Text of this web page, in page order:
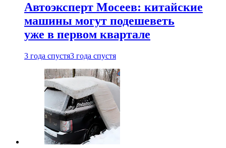
Автоэксперт Мосеев: китайские
машины могут подешеветь
уже в первом квартале
3 года спустя3 года спустя